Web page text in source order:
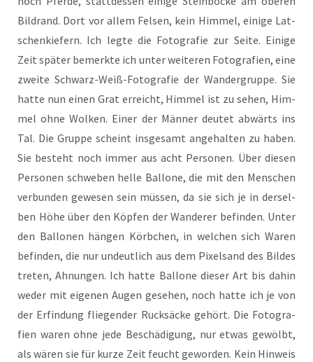
Bild­rand. Dort vor allem Fel­sen, kein Him­mel, eini­ge Lat­
schen­kie­fern. Ich leg­te die Foto­gra­fie zur Sei­te. Eini­ge
Zeit spä­ter bemerk­te ich unter wei­te­ren Foto­gra­fien, eine
zwei­te Schwarz-Weiß-Foto­gra­fie der Wan­der­grup­pe. Sie
hat­te nun einen Grat erreicht, Him­mel ist zu sehen, Him­
mel ohne Wol­ken. Einer der Män­ner deu­tet abwärts ins
Tal. Die Grup­pe scheint ins­ge­samt ange­hal­ten zu haben.
Sie besteht noch immer aus acht Per­so­nen. Über die­sen
Per­so­nen schwe­ben hel­le Bal­lo­ne, die mit den Men­schen
ver­bun­den gewe­sen sein müs­sen, da sie sich je in der­sel­
ben Höhe über den Köp­fen der Wan­de­rer befin­den. Unter
den Bal­lo­nen hän­gen Körb­chen, in wel­chen sich Waren
befin­den, die nur undeut­lich aus dem Pixel­sand des Bil­des
tre­ten, Ahnun­gen. Ich hat­te Bal­lo­ne die­ser Art bis dahin
weder mit eige­nen Augen gese­hen, noch hat­te ich je von
der Erfin­dung flie­gen­der Ruck­sä­cke gehört. Die Foto­gra­
fien waren ohne jede Beschä­di­gung, nur etwas gewölbt,
als wären sie für kur­ze Zeit feucht gewor­den. Kein Hin­weis